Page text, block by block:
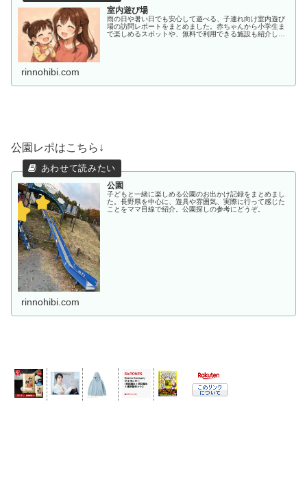
室内遊び場
雨の日や暑い日でも安心して遊べる、子連れ向け室内遊び
場の訪問レポートをまとめました。赤ちゃんから小学生ま
で楽しめるスポットや、無料で利用できる施設も紹介して
rinnohibi.com
公園レポはこちら↓
公園
子どもと一緒に楽しめる公園のお出かけ記録をまとめまし
た。長野県を中心に、遊具や雰囲気、実際に行って感じた
ことをママ目線で紹介。公園探しの参考にどうぞ。
rinnohibi.com